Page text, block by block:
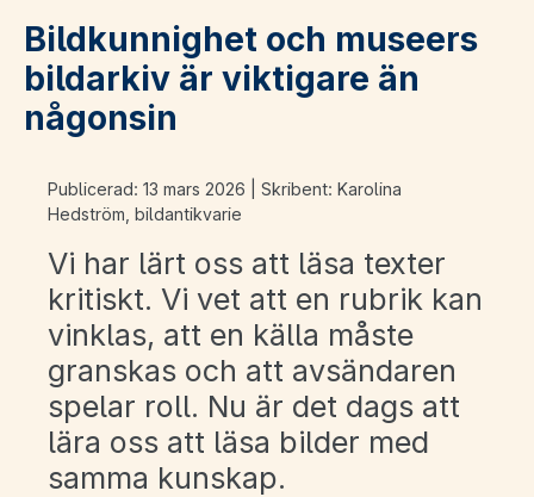
Bildkunnighet och museers
bildarkiv är viktigare än
någonsin
Publicerad: 13 mars 2026 | Skribent: Karolina
Hedström, bildantikvarie
Vi har lärt oss att läsa texter
kritiskt. Vi vet att en rubrik kan
vinklas, att en källa måste
granskas och att avsändaren
spelar roll. Nu är det dags att
lära oss att läsa bilder med
samma kunskap.